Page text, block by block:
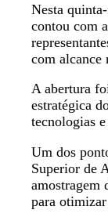
Nesta
contou com
com alcance
A abertura
estratégica
tecnologias
Um dos
Superior de
amostragem
para